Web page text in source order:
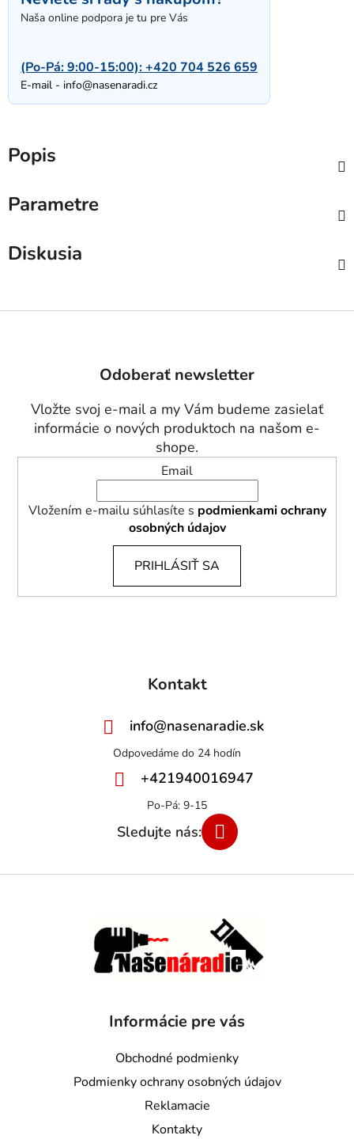
Naša online podpora je tu pre Vás
(Po-Pá: 9:00-15:00):+420 704 526 659
E-mail - info@nasenaradi.cz
Popis
Parametre
Diskusia
Odoberať newsletter
Vložte svoj e-mail a my Vám budeme zasielať
informácie o nových produktoch na našom e-
shope.
Email
Vložením e-mailu súhlasíte s podmienkami ochrany
osobných údajov
PRIHLÁSIŤ SA
Kontakt
info@nasenaradie.sk
+421940016947
Informácie pre vás
Obchodné podmienky
Podmienky ochrany osobných údajov
Reklamacie
Kontakty